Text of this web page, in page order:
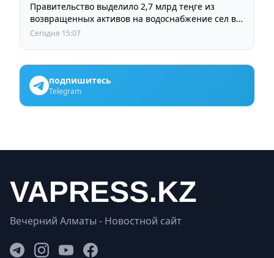
Правительство выделило 2,7 млрд теңге из
возвращенных активов на водоснабжение сел в
СКО
Сегодня 15:07
подпишитесь
Telegram
Вечерний Алматы - Новостной сайт